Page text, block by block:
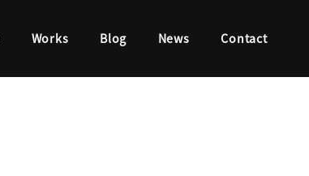
Works Blog News Contact